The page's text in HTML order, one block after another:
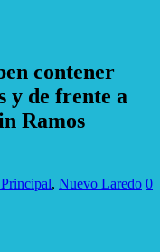
contener
y de frente a
Ramos
, Nuevo Laredo 0